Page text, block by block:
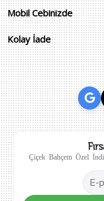
Mobil Cebinizde
Kolay İade
Çiçek Bahçem Özel